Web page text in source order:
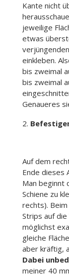
Kante nicht
jeweilige
etwas
einkleben.
bis zweimal
bis zweimal
Genaueres
Auf dem
Ende dieses
Man beginnt
Schiene zu
rechts).
Strips auf
möglichst
gleiche
aber kräftig,
Dabei
meiner 40